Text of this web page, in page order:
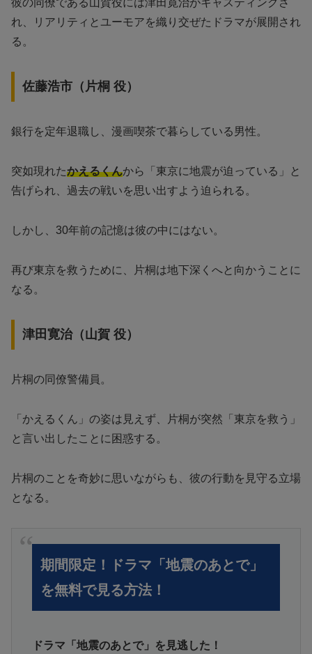
れ、リアリティとユーモアを織り交ぜたドラマが展開され
る。
佐藤浩市（片桐 役）
銀行を定年退職し、漫画喫茶で暮らしている男性。
突如現れたかえるくんから「東京に地震が迫っている」と
告げられ、過去の戦いを思い出すよう迫られる。
しかし、30年前の記憶は彼の中にはない。
再び東京を救うために、片桐は地下深くへと向かうことに
なる。
津田寛治（山賀 役）
片桐の同僚警備員。
「かえるくん」の姿は見えず、片桐が突然「東京を救う」
と言い出したことに困惑する。
片桐のことを奇妙に思いながらも、彼の行動を見守る立場
となる。
期間限定！ドラマ「地震のあとで」
を無料で見る方法！
ドラマ「地震のあとで」を見逃した！